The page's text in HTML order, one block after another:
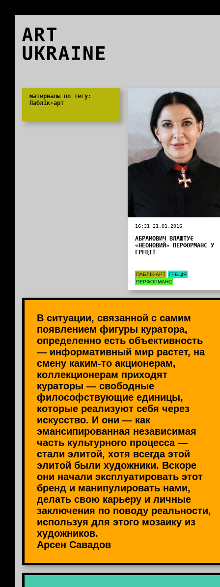
ART
UKRAINE
материалы по тегу:
Паблік-арт
16:31 21.01.2016
АБРАМОВИЧ ВЛАШТУЄ
«НЕОНОВИЙ» ПЕРФОРМАНС У
ГРЕЦІЇ
ПАБЛІК-АРТ
ГРЕЦІЯ
ПЕРФОРМАНС
В ситуации, связанной с самим
появлением фигуры куратора,
определенно есть объективность
— информативный мир растет, на
смену каким-то акционерам,
коллекционерам приходят
кураторы — свободные
философствующие единицы,
которые реализуют себя через
искусство. И они — как
эмансипированная независимая
часть культурного процесса —
стали элитой, хотя всегда этой
элитой были художники. Вскоре
они начали эксплуатировать этот
бренд и манипулировать нами,
делать свою карьеру и личные
заключения по поводу реальности,
используя для этого мозаику из
художников.
Арсен Савадов